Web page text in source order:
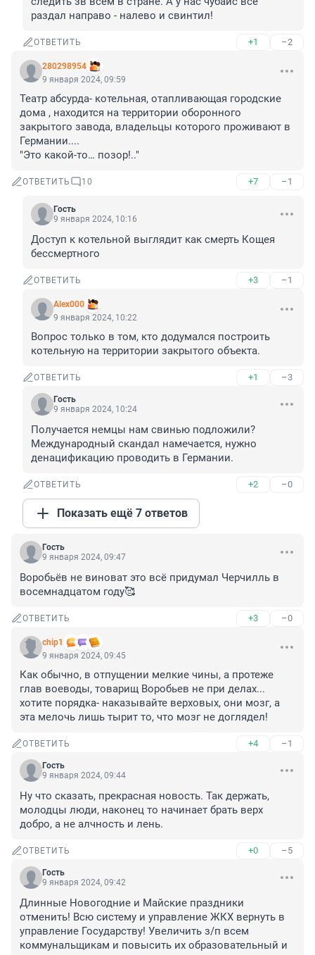
раздал направо - налево и свинтил!
ОТВЕТИТЬ +1 –2
280298954
9 января 2024, 09:59
Театр абсурда- котельная, отапливающая городские
дома , находится на территории оборонного
закрытого завода, владельцы которого проживают в
Германии....
"Это какой-то… позор!.."
ОТВЕТИТЬ 10 +7 –1
Гость
9 января 2024, 10:16
Доступ к котельной выглядит как смерть Кощея
бессмертного
ОТВЕТИТЬ +3 –1
Alex000
9 января 2024, 10:22
Вопрос только в том, кто додумался построить
котельную на территории закрытого объекта.
ОТВЕТИТЬ +1 –3
Гость
9 января 2024, 10:24
Получается немцы нам свинью подложили?
Международный скандал намечается, нужно
денацификацию проводить в Германии.
ОТВЕТИТЬ +2 –0
Показать ещё 7 ответов
Гость
9 января 2024, 09:47
Воробьёв не виноват это всё придумал Черчилль в
восемнадцатом году🥰
ОТВЕТИТЬ +3 –0
chip1
9 января 2024, 09:45
Как обычно, в отпущении мелкие чины, а протеже
глав воеводы, товарищ Воробьев не при делах...
хотите порядка- наказывайте верховых, они мозг, а
эта мелочь лишь тырит то, что мозг не доглядел!
ОТВЕТИТЬ +4 –1
Гость
9 января 2024, 09:44
Ну что сказать, прекрасная новость. Так держать,
молодцы люди, наконец то начинает брать верх
добро, а не алчность и лень.
ОТВЕТИТЬ +0 –5
Гость
9 января 2024, 09:42
Длинные Новогодние и Майские праздники
отменить! Всю систему и управление ЖКХ вернуть в
управление Государству! Увеличить з/п всем
коммунальщикам и повысить их образовательный и